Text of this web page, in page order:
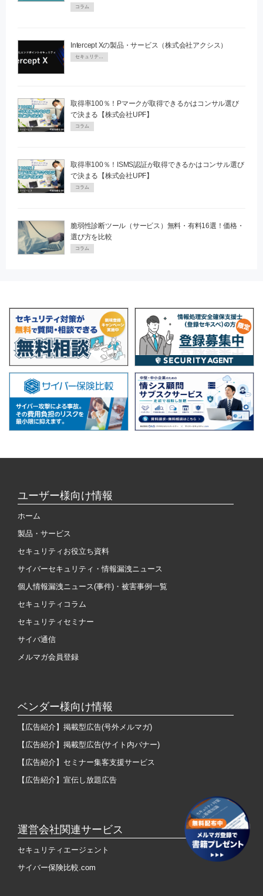
コラム
Intercept Xの製品・サービス（株式会社アクシス）
取得率100％！Pマークが取得できるかはコンサル選び
で決まる【株式会社UPF】
コラム
取得率100％！ISMS認証が取得できるかはコンサル選び
で決まる【株式会社UPF】
コラム
脆弱性診断ツール（サービス）無料・有料16選！価格・
選び方を比較
コラム
ユーザー様向け情報
ホーム
製品・サービス
セキュリティお役立ち資料
サイバーセキュリティ・情報漏洩ニュース
個人情報漏洩ニュース(事件)・被害事例一覧
セキュリティコラム
セキュリティセミナー
サイバ通信
メルマガ会員登録
ベンダー様向け情報
【広告紹介】掲載型広告(号外メルマガ)
【広告紹介】掲載型広告(サイト内バナー)
【広告紹介】セミナー集客支援サービス
【広告紹介】宣伝し放題広告
運営会社関連サービス
セキュリティエージェント
サイバー保険比較.com